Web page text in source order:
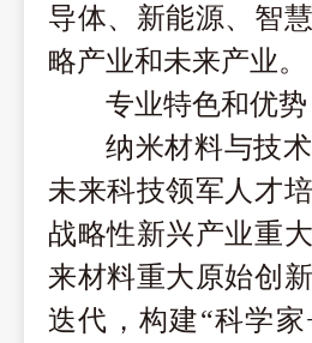
导体、新能源、智
略产业和未来产业。
专业特色和优势
纳米材料与技
未来科技领军人才
战略性新兴产业重
来材料重大原始创
迭代，构建“科学